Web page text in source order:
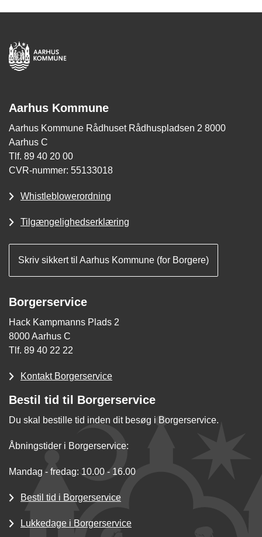
Aarhus Kommune
Aarhus Kommune Rådhuset Rådhuspladsen 2 8000
Aarhus C
Tlf. 89 40 20 00
CVR-nummer: 55133018
Whistleblowerordning
Tilgængelighedserklæring
Skriv sikkert til Aarhus Kommune (for Borgere)
Borgerservice
Hack Kampmanns Plads 2
8000 Aarhus C
Tlf. 89 40 22 22
Kontakt Borgerservice
Bestil tid til Borgerservice
Du skal bestille tid inden dit besøg i Borgerservice.
Åbningstider i Borgerservice:
Mandag - fredag: 10.00 - 16.00
Bestil tid i Borgerservice
Lukkedage i Borgerservice